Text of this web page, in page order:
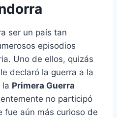
ser un país tan
episodios
Uno de ellos, quizás
declaró la guerra a la
la Primera Guerra
no participó
fue aún más curioso de